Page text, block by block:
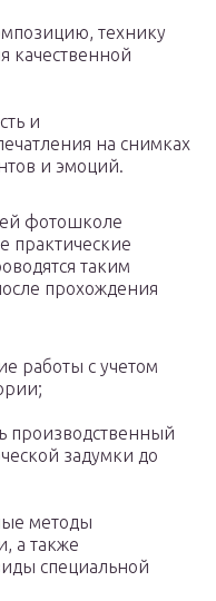
технику
качественной
и
на снимках
и эмоций.
фотошколе
практические
таким
прохождения
работы с учетом
производственный
задумки до
методы
а также
специальной